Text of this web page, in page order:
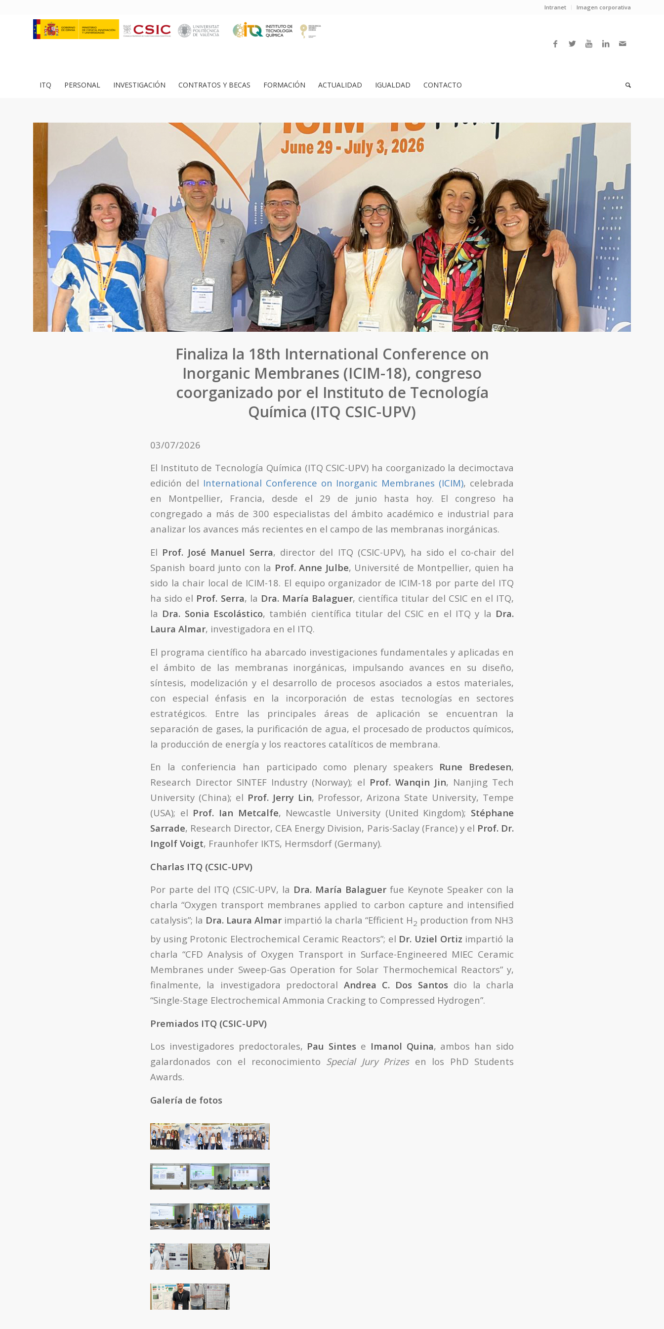
Intranet Imagen corporativa
ITQ PERSONAL INVESTIGACIÓN CONTRATOS Y BECAS FORMACIÓN ACTUALIDAD IGUALDAD CONTACTO
Finaliza la 18th International Conference on
Inorganic Membranes (ICIM-18), congreso
coorganizado por el Instituto de Tecnología
Química (ITQ CSIC-UPV)
03/07/2026
El Instituto de Tecnología Química (ITQ CSIC-UPV) ha coorganizado la decimoctava
edición del International Conference on Inorganic Membranes (ICIM), celebrada
en Montpellier, Francia, desde el 29 de junio hasta hoy. El congreso ha
congregado a más de 300 especialistas del ámbito académico e industrial para
analizar los avances más recientes en el campo de las membranas inorgánicas.
El Prof. José Manuel Serra, director del ITQ (CSIC-UPV), ha sido el co-chair del
Spanish board junto con la Prof. Anne Julbe, Université de Montpellier, quien ha
sido la chair local de ICIM-18. El equipo organizador de ICIM-18 por parte del ITQ
ha sido el Prof. Serra, la Dra. María Balaguer, científica titular del CSIC en el ITQ,
la Dra. Sonia Escolástico, también científica titular del CSIC en el ITQ y la Dra.
Laura Almar, investigadora en el ITQ.
El programa científico ha abarcado investigaciones fundamentales y aplicadas en
el ámbito de las membranas inorgánicas, impulsando avances en su diseño,
síntesis, modelización y el desarrollo de procesos asociados a estos materiales,
con especial énfasis en la incorporación de estas tecnologías en sectores
estratégicos. Entre las principales áreas de aplicación se encuentran la
separación de gases, la purificación de agua, el procesado de productos químicos,
la producción de energía y los reactores catalíticos de membrana.
En la conferiencia han participado como plenary speakers Rune Bredesen,
Research Director SINTEF Industry (Norway); el Prof. Wanqin Jin, Nanjing Tech
University (China); el Prof. Jerry Lin, Professor, Arizona State University, Tempe
(USA); el Prof. Ian Metcalfe, Newcastle University (United Kingdom); Stéphane
Sarrade, Research Director, CEA Energy Division, Paris-Saclay (France) y el Prof. Dr.
Ingolf Voigt, Fraunhofer IKTS, Hermsdorf (Germany).
Charlas ITQ (CSIC-UPV)
Por parte del ITQ (CSIC-UPV, la Dra. María Balaguer fue Keynote Speaker con la
charla “Oxygen transport membranes applied to carbon capture and intensified
catalysis”; la Dra. Laura Almar impartió la charla “Efficient H2 production from NH3
by using Protonic Electrochemical Ceramic Reactors”; el Dr. Uziel Ortiz impartió la
charla “CFD Analysis of Oxygen Transport in Surface-Engineered MIEC Ceramic
Membranes under Sweep-Gas Operation for Solar Thermochemical Reactors” y,
finalmente, la investigadora predoctoral Andrea C. Dos Santos dio la charla
“Single-Stage Electrochemical Ammonia Cracking to Compressed Hydrogen”.
Premiados ITQ (CSIC-UPV)
Los investigadores predoctorales, Pau Sintes e Imanol Quina, ambos han sido
galardonados con el reconocimiento Special Jury Prizesen los PhD Students
Awards.
Galería de fotos